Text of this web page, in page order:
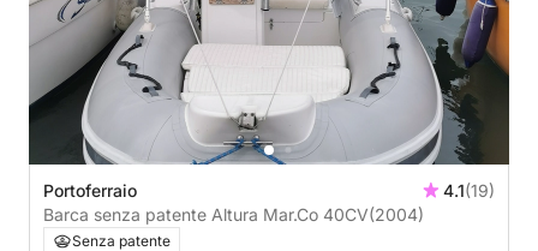
Portoferraio 4.1(19)
Barca senza patente Altura Mar.Co 40CV(2004)
Senza patente